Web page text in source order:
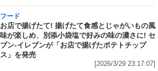
フード
お店で揚げたて! 揚げたて食感とじゃがいもの風
味が楽しめ、別添小袋塩で好みの味の濃さに! セ
ブン‐イレブンが「お店で揚げたポテトチップ
ス」を発売
[2026/3/29 23:17:07]